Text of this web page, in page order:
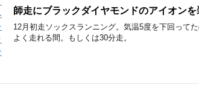
師走にブラックダイヤモンドのアイオン
12月初走ソックスランニング。気温5度を下回って
よく走れる間。もしくは30分走。